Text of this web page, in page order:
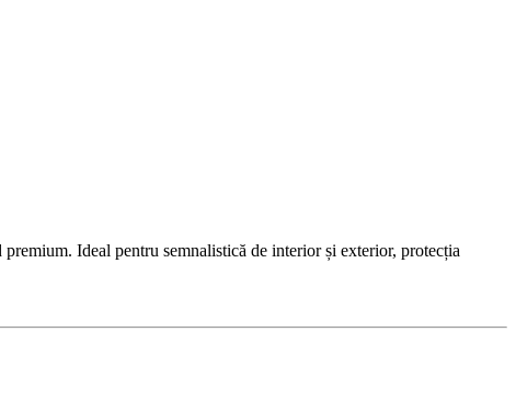
Ideal pentru semnalistică de interior și exterior, protecția